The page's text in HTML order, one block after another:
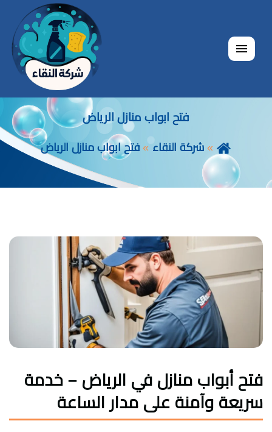
القائمة
فتح ابواب منازل الرياض
شركة النقاء فتح ابواب منازل الرياض
فتح أبواب منازل في الرياض – خدمة
سريعة وآمنة على مدار الساعة